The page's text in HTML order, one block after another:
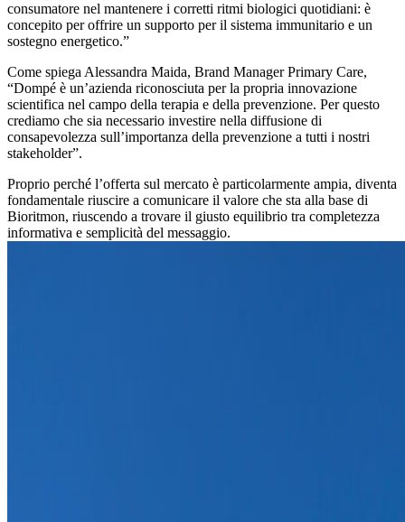
consumatore nel mantenere i corretti ritmi biologici quotidiani: è
concepito per offrire un supporto per il sistema immunitario e un
sostegno energetico.”
Come spiega Alessandra Maida, Brand Manager Primary Care,
“Dompé è un’azienda riconosciuta per la propria innovazione
scientifica nel campo della terapia e della prevenzione. Per questo
crediamo che sia necessario investire nella diffusione di
consapevolezza sull’importanza della prevenzione a tutti i nostri
stakeholder”.
Proprio perché l’offerta sul mercato è particolarmente ampia, diventa
fondamentale riuscire a comunicare il valore che sta alla base di
Bioritmon, riuscendo a trovare il giusto equilibrio tra completezza
informativa e semplicità del messaggio.